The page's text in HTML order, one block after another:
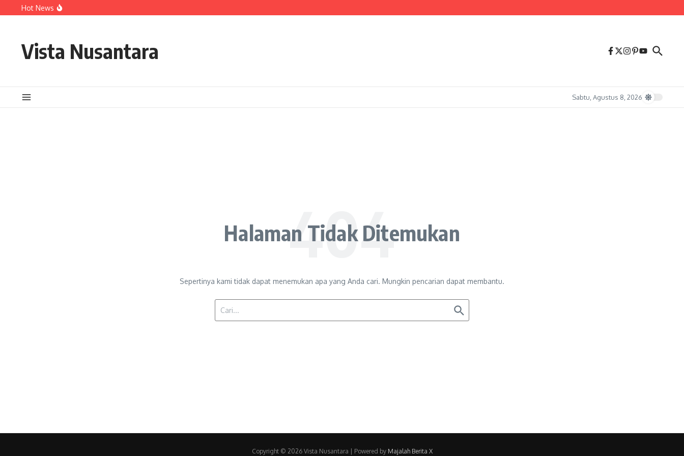
Lewati ke konten
Hot News
Vista Nusantara
Sabtu, Agustus 8, 2026
Halaman Tidak Ditemukan
Sepertinya kami tidak dapat menemukan apa yang Anda cari. Mungkin pencarian dapat membantu.
Copyright © 2026 Vista Nusantara | Powered by Majalah Berita X